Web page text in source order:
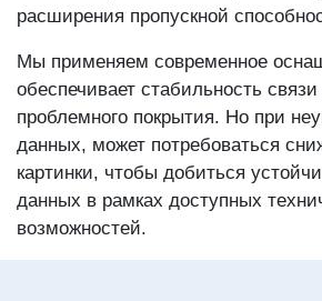
расширения пропускной
Мы применяем современное
обеспечивает стабильность
проблемного покрытия. Но при
данных, может потребоваться
картинки, чтобы добиться
данных в рамках доступных
возможностей.